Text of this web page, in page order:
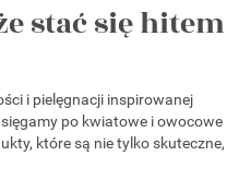
stać się hitem
i pielęgnacji inspirowanej
po kwiatowe i owocowe
które są nie tylko skuteczne,